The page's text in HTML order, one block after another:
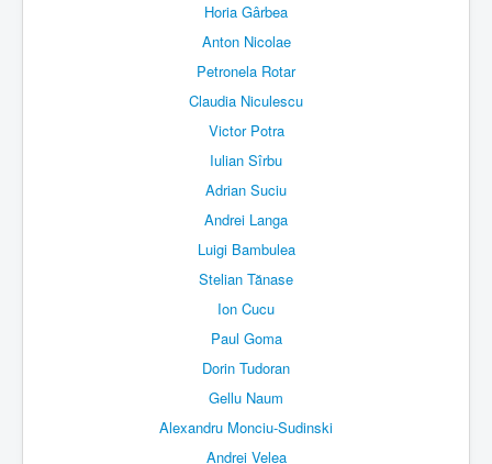
Horia Gârbea
Anton Nicolae
Petronela Rotar
Claudia Niculescu
Victor Potra
Iulian Sîrbu
Adrian Suciu
Andrei Langa
Luigi Bambulea
Stelian Tănase
Ion Cucu
Paul Goma
Dorin Tudoran
Gellu Naum
Alexandru Monciu-Sudinski
Andrei Velea